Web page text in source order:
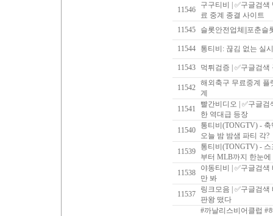
11546
구구티비 | ✅구글검
료 중계 종결 사이트
11545
슬롯안전업체||포춘슬
11544 통티비: 끊김 없는 실
11543 먹튀검증 | ✅구글검
11542
해외축구 무료중계 플
계
11541
빨간비디오 | ✅구글
한 역대급 등장
11540
통티비(TONGTV) -
오늘 밤 밤샘 파티 각?
11539
통티비(TONGTV) -
부터 MLB까지 한눈에
11538
야동티비 | ✅구글검
만 봐
11537
링크모음 | ✅구글검
판왕 떴다
#까날리스비어클럽 #